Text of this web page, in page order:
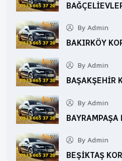
By Admin
BAKIRKÖY
By Admin
BAŞAKŞEHIR
By Admin
By Admin
BEŞIKTAŞ